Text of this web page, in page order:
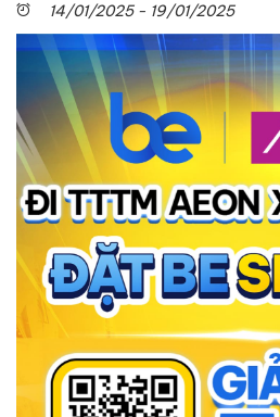
14/01/2025 - 19/01/2025